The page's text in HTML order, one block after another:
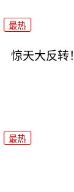
最热
惊天大反转
最热